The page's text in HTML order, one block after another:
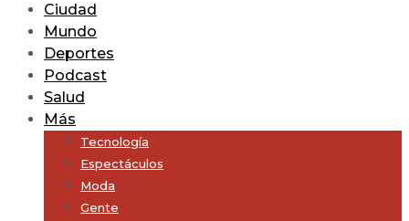
Ciudad
Mundo
Deportes
Podcast
Salud
Más
Tecnología
Espectáculos
Moda
Gente